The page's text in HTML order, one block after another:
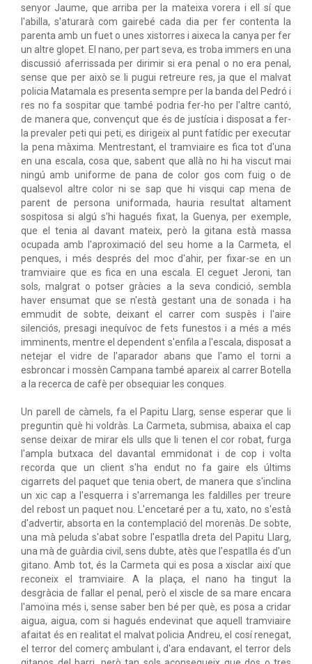
senyor Jaume, que arriba per la mateixa vorera i ell sí que
l'abilla, s'aturarà com gairebé cada dia per fer contenta la
parenta amb un fuet o unes xistorres i aixeca la canya per fer
un altre glopet. El nano, per part seva, es troba immers en una
discussió aferrissada per dirimir si era penal o no era penal,
sense que per això se li pugui retreure res, ja que el malvat
policia Matamala es presenta sempre per la banda del Pedró i
res no fa sospitar que també podria fer-ho per l'altre cantó,
de manera que, convençut que és de justícia i disposat a fer-
la prevaler peti qui peti, es dirigeix al punt fatídic per executar
la pena màxima. Mentrestant, el tramviaire es fica tot d'una
en una escala, cosa que, sabent que allà no hi ha viscut mai
ningú amb uniforme de pana de color gos com fuig o de
qualsevol altre color ni se sap que hi visqui cap mena de
parent de persona uniformada, hauria resultat altament
sospitosa si algú s'hi hagués fixat, la Guenya, per exemple,
que el tenia al davant mateix, però la gitana està massa
ocupada amb l'aproximació del seu home a la Carmeta, el
penques, i més després del moc d'ahir, per fixar-se en un
tramviaire que es fica en una escala. El ceguet Jeroni, tan
sols, malgrat o potser gràcies a la seva condició, sembla
haver ensumat que se n'està gestant una de sonada i ha
emmudit de sobte, deixant el carrer com suspès i l'aire
silenciós, presagi inequívoc de fets funestos i a més a més
imminents, mentre el dependent s'enfila a l'escala, disposat a
netejar el vidre de l'aparador abans que l'amo el torni a
esbroncar i mossèn Campana també apareix al carrer Botella
a la recerca de cafè per obsequiar les conques.
Un parell de càmels, fa el Papitu Llarg, sense esperar que li
preguntin què hi voldràs. La Carmeta, submisa, abaixa el cap
sense deixar de mirar els ulls que li tenen el cor robat, furga
l'ampla butxaca del davantal emmidonat i de cop i volta
recorda que un client s'ha endut no fa gaire els últims
cigarrets del paquet que tenia obert, de manera que s'inclina
un xic cap a l'esquerra i s'arremanga les faldilles per treure
del rebost un paquet nou. L'encetaré per a tu, xato, no s'està
d'advertir, absorta en la contemplació del morenàs. De sobte,
una mà peluda s'abat sobre l'espatlla dreta del Papitu Llarg,
una mà de guàrdia civil, sens dubte, atès que l'espatlla és d'un
gitano. Amb tot, és la Carmeta qui es posa a xisclar així que
reconeix el tramviaire. A la plaça, el nano ha tingut la
desgràcia de fallar el penal, però el xiscle de sa mare encara
l'amoïna més i, sense saber ben bé per què, es posa a cridar
aigua, aigua, com si hagués endevinat que aquell tramviaire
afaitat és en realitat el malvat policia Andreu, el cosí renegat,
el terror del comerç ambulant i, d'ara endavant, el terror dels